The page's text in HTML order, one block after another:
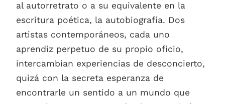
al autorretrato o a su equiva­lente en la
escritura poética, la auto­biografía. Dos
artistas contemporá­neos, cada uno
aprendiz perpe­tuo de su propio oficio,
inter­cam­bian experiencias de desconcierto,
quizá con la secreta espe­ranza de
encontrarle un sentido a un mundo que